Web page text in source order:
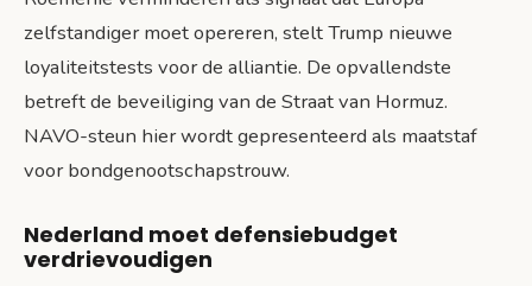
zelfstandiger moet opereren, stelt Trump nieuwe
loyaliteitstests voor de alliantie. De opvallendste
betreft de beveiliging van de Straat van Hormuz.
NAVO-steun hier wordt gepresenteerd als maatstaf
voor bondgenootschapstrouw.
Nederland moet defensiebudget
verdrievoudigen